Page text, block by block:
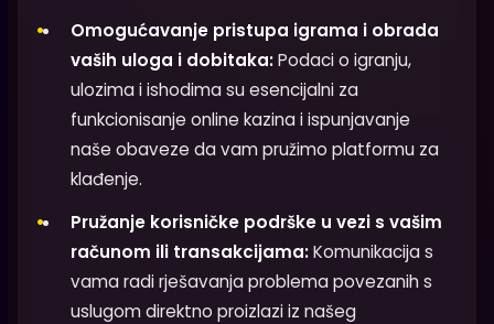
Omogućavanje pristupa igrama i obrada
vaših uloga i dobitaka:Podaci o igranju,
ulozima i ishodima su esencijalni za
funkcionisanje online kazina i ispunjavanje
naše obaveze da vam pružimo platformu za
klađenje.
Pružanje korisničke podrške u vezi s vašim
računom ili transakcijama:Komunikacija s
vama radi rješavanja problema povezanih s
uslugom direktno proizlazi iz našeg